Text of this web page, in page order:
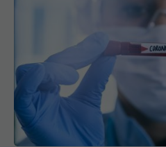
Ce au găsit cercetătorii în
după COVID. Ce se
11 mar 2026, 12:46